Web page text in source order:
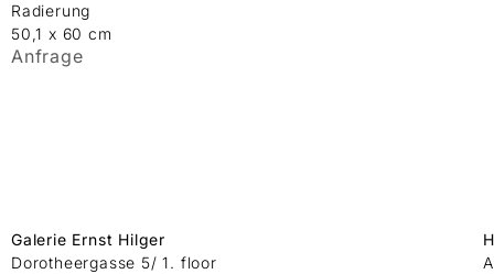
Radierung
50,1 x 60 cm
Anfrage
Galerie Ernst Hilger
Dorotheergasse 5/ 1. floor